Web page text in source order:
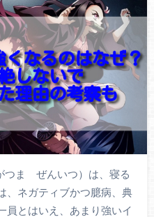
つま ぜんいつ）は、寝る
、ネガティブかつ臆病、典
員とはいえ、あまり強いイ